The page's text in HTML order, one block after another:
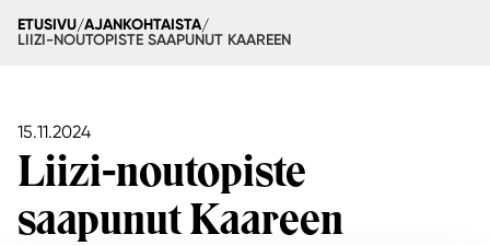
ETUSIVU/AJANKOHTAISTA/
LIIZI-NOUTOPISTE SAAPUNUT KAAREEN
15.11.2024
Liizi-noutopiste
saapunut Kaareen